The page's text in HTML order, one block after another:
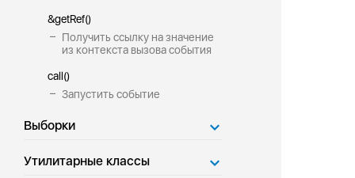
&getRef()
Получить ссылку на значение
из контекста вызова события
call()
Запустить событие
Выборки
Утилитарные классы